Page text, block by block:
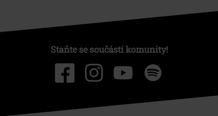
Staňte se součástí komunity!